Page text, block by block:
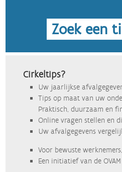
Zoek een
Cirkeltips?
Uw jaarlijkse
Tips op maat van uw
Praktisch, duurzaam en
Online vragen stellen en
Uw afvalgegevens
Voor bewuste
Een initiatief van de